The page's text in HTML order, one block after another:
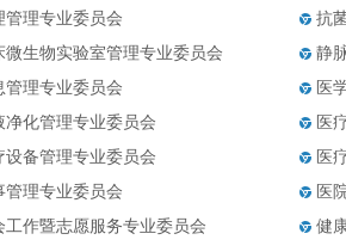
管理专业委员会
抗
微生物实验室管理专业委员会
静
管理专业委员会
医
净化管理专业委员会
医
设备管理专业委员会
医
管理专业委员会
医
工作暨志愿服务专业委员会
健